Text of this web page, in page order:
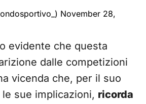
November 28,
evidente che questa
dalle competizioni
vicenda che, per il suo
sue implicazioni, ricorda